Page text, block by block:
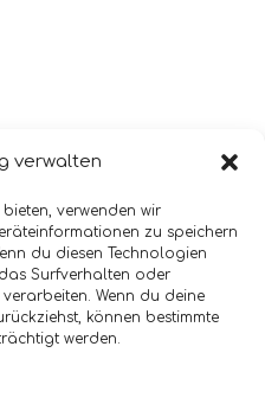
verwalten
verwenden wir
zu speichern
du diesen Technologien
Surfverhalten oder
Wenn du deine
können bestimmte
werden.
REPLY
to post a comment.